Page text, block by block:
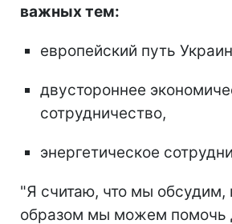
важных тем:
европейский путь
двустороннее
сотрудничество,
энергетическое
"Я считаю, что мы обсудим,
образом мы можем помочь